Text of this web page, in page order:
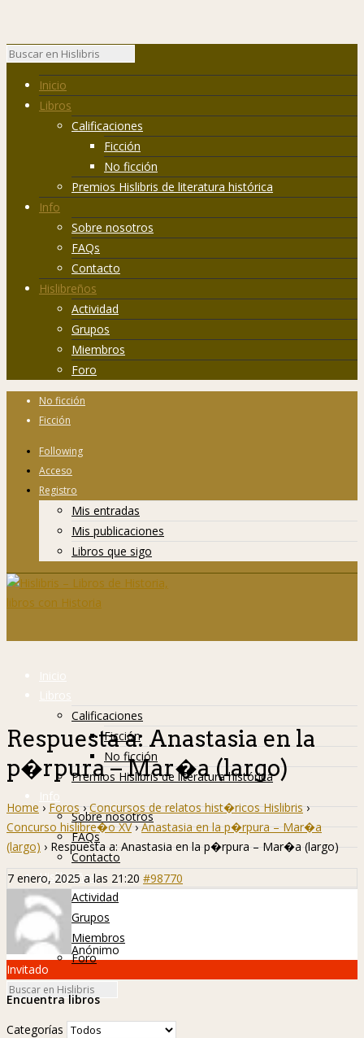
Inicio
Libros
Calificaciones
Ficción
No ficción
Premios Hislibris de literatura histórica
Info
Sobre nosotros
FAQs
Contacto
Hislibreños
Actividad
Grupos
Miembros
Foro
No ficción
Ficción
Following
Acceso
Registro
Mis entradas
Mis publicaciones
Libros que sigo
Inicio
Libros
Calificaciones
Ficción
No ficción
Premios Hislibris de literatura histórica
Info
Sobre nosotros
FAQs
Contacto
Hislibreños
Actividad
Grupos
Miembros
Foro
Respuesta a: Anastasia en la
p�rpura – Mar�a (largo)
Home › Foros › Concursos de relatos hist�ricos Hislibris ›
Concurso hislibre�o XV › Anastasia en la p�rpura – Mar�a
(largo) › Respuesta a: Anastasia en la p�rpura – Mar�a (largo)
7 enero, 2025 a las 21:20 #98770
Anónimo
Invitado
Encuentra libros
Categorías